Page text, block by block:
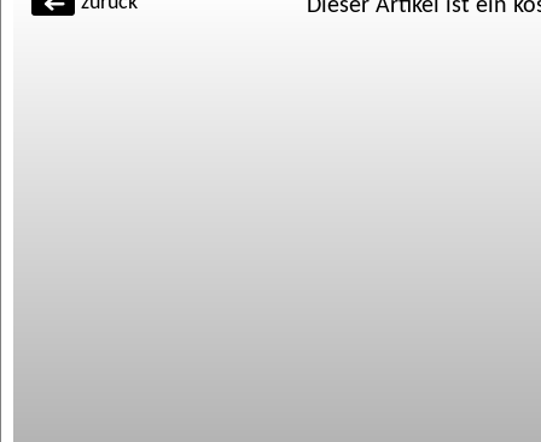
Dieser Artikel ist ein